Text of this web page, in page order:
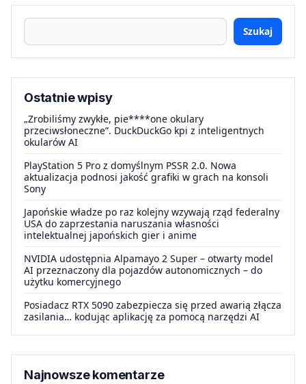
Szukaj
Ostatnie wpisy
„Zrobiliśmy zwykłe, pie****one okulary
przeciwsłoneczne”. DuckDuckGo kpi z inteligentnych
okularów AI
PlayStation 5 Pro z domyślnym PSSR 2.0. Nowa
aktualizacja podnosi jakość grafiki w grach na konsoli
Sony
Japońskie władze po raz kolejny wzywają rząd federalny
USA do zaprzestania naruszania własności
intelektualnej japońskich gier i anime
NVIDIA udostępnia Alpamayo 2 Super – otwarty model
AI przeznaczony dla pojazdów autonomicznych – do
użytku komercyjnego
Posiadacz RTX 5090 zabezpiecza się przed awarią złącza
zasilania… kodując aplikację za pomocą narzędzi AI
Najnowsze komentarze